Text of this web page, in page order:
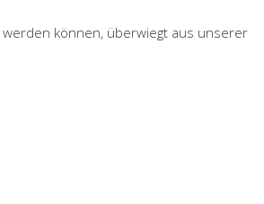
können, überwiegt aus unserer